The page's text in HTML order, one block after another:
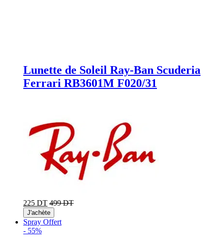
Lunette de Soleil Ray-Ban Scuderia
Ferrari RB3601M F020/31
225 DT 499 DT
J'achète
Spray Offert
- 55%